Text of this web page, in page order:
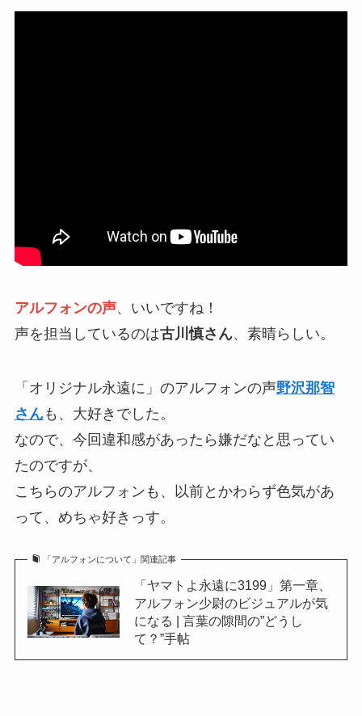
アルフォンの声、いいですね！
声を担当しているのは古川慎さん、素晴らしい。
「オリジナル永遠に」のアルフォンの声野沢那智
さんも、大好きでした。
なので、今回違和感があったら嫌だなと思ってい
たのですが、
こちらのアルフォンも、以前とかわらず色気があ
って、めちゃ好きっす。
「アルフォンについて」関連記事
「ヤマトよ永遠に3199」第一章、
アルフォン少尉のビジュアルが気
になる | 言葉の隙間の”どうし
て？”手帖